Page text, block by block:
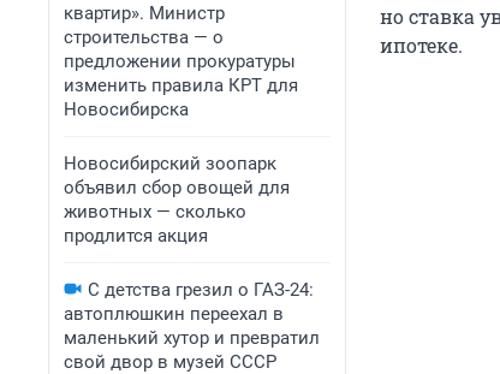
квартир». Министр
строительства — о
предложении прокуратуры
изменить правила КРТ для
Новосибирска
Новосибирский зоопарк
объявил сбор овощей для
животных — сколько
продлится акция
С детства грезил о ГАЗ-24:
автоплюшкин переехал в
маленький хутор и превратил
свой двор в музей СССР
но ставка
ипотеке.